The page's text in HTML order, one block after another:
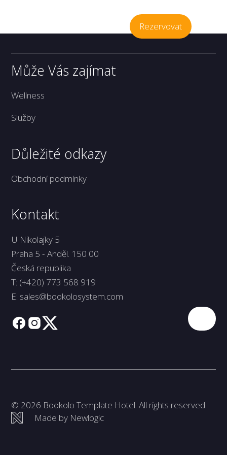
Rezervovat
Může Vás zajímat
Wellness
Služby
Důležité odkazy
Obchodní podmínky
Kontakt
U Nikolajky 5
Praha 5 - Anděl. 150 00
Česká republika
T: (+420) 773 568 919
E: sales@bookolosystem.com
© 2026 Bookolo Template Hotel. All rights reserved.
Made by Newlogic